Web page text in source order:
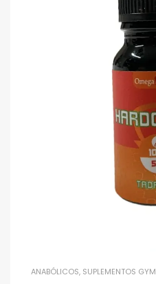
ANABÓLICOS, SUPLEMENTOS GYM